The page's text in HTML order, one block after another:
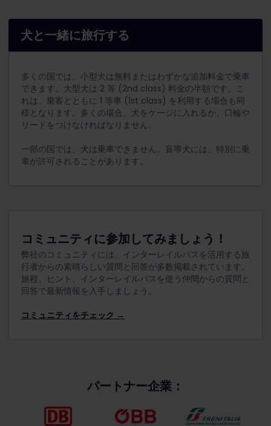
犬と一緒に旅行する
多くの国では、小型犬は無料またはわずかな追加料金で乗車
できます。大型犬は 2 等 (2nd class) 料金の半額です。こ
れは、乗客とともに 1 等車 (1st class) を利用する場合も同
様となります。多くの場合、犬をケージに入れるか、口輪や
リードをつけなければなりません。
一部の国では、犬は乗車できません。盲導犬には、特別に乗
車が許可されることがあります。
コミュニティに参加してみましょう！
弊社のコミュニティには、インターレイルパスを活用する旅
行者からの素晴らしい質問と回答が多数掲載されています。
旅程、ヒント、インターレイルパスを使う仲間からの質問と
回答で最新情報を入手しましょう。
コミュニティをチェック →
パートナー企業：